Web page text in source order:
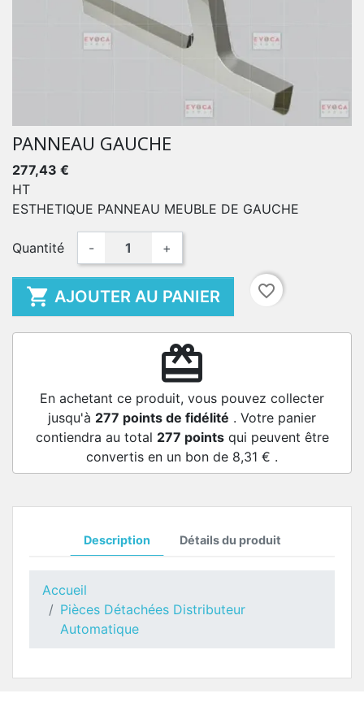
PANNEAU GAUCHE
277,43 €
HT
ESTHETIQUE PANNEAU MEUBLE DE GAUCHE
Quantité - +
 AJOUTER AU PANIER favorite_border
redeem
En achetant ce produit, vous pouvez collecter
jusqu'à 277 points de fidélité . Votre panier
contiendra au total 277 pointsqui peuvent être
convertis en un bon de 8,31 € .
Description Détails du produit
Accueil
Pièces Détachées Distributeur
Automatique